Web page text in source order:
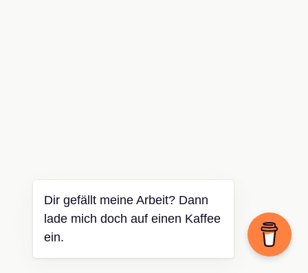
Dir gefällt meine Arbeit? Dann
lade mich doch auf einen Kaffee
ein.